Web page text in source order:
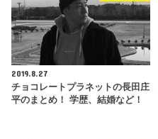
2019.8.27
チョコレートプラネットの長田庄
平のまとめ！ 学歴、結婚など！